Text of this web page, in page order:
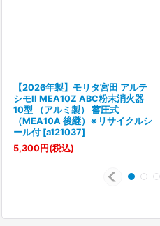
【2026年製】モリタ宮田 アルテ
シモII MEA10Z ABC粉末消火器
10型 （アルミ製） 蓄圧式
（MEA10A 後継）※リサイクルシ
ール付 [a121037]
5,300円 (税込)